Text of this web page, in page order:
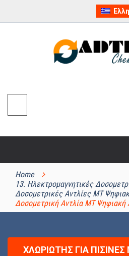
Home
13. Ηλεκτρομαγνητικές
Δοσομετρικές Αντλίες MT
Δοσομετρική Αντλία MT
ΧΛΩΡΙΩΤΉΣ ΓΙΑ